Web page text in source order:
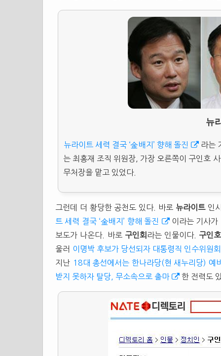
뉴
뉴라이트 세력 결국 ‘金배지’ 향해 돌진
라는
는 최홍재 조직 위원장, 가장 오른쪽이 구인호
무처장을 맡고 있었다.
그런데 더 황당한 공천도 있다. 바로 뉴라이트인
트 세력 결국 ‘金배지’ 향해 돌진
이라는 기사
보도가 나온다. 바로 구인회 라는 인물이다. 구인호
울러 이명박 후보가 당선되자 대통령직 인수위원
지난 18대 총선에서는 한나라당(현 새누리당) 예
받지 못하자 탈당, 무소속으로 출마
한 전력도